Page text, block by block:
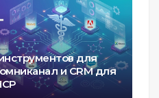
для
и CRM для